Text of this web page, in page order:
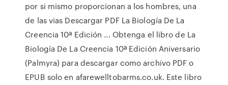
por si mismo proporcionan a los hombres, una
de las vias Descargar PDF La Biología De La
Creencia 10ª Edición ... Obtenga el libro de La
Biología De La Creencia 10ª Edición Aniversario
(Palmyra) para descargar como archivo PDF o
EPUB solo en afarewelltobarms.co.uk. Este libro